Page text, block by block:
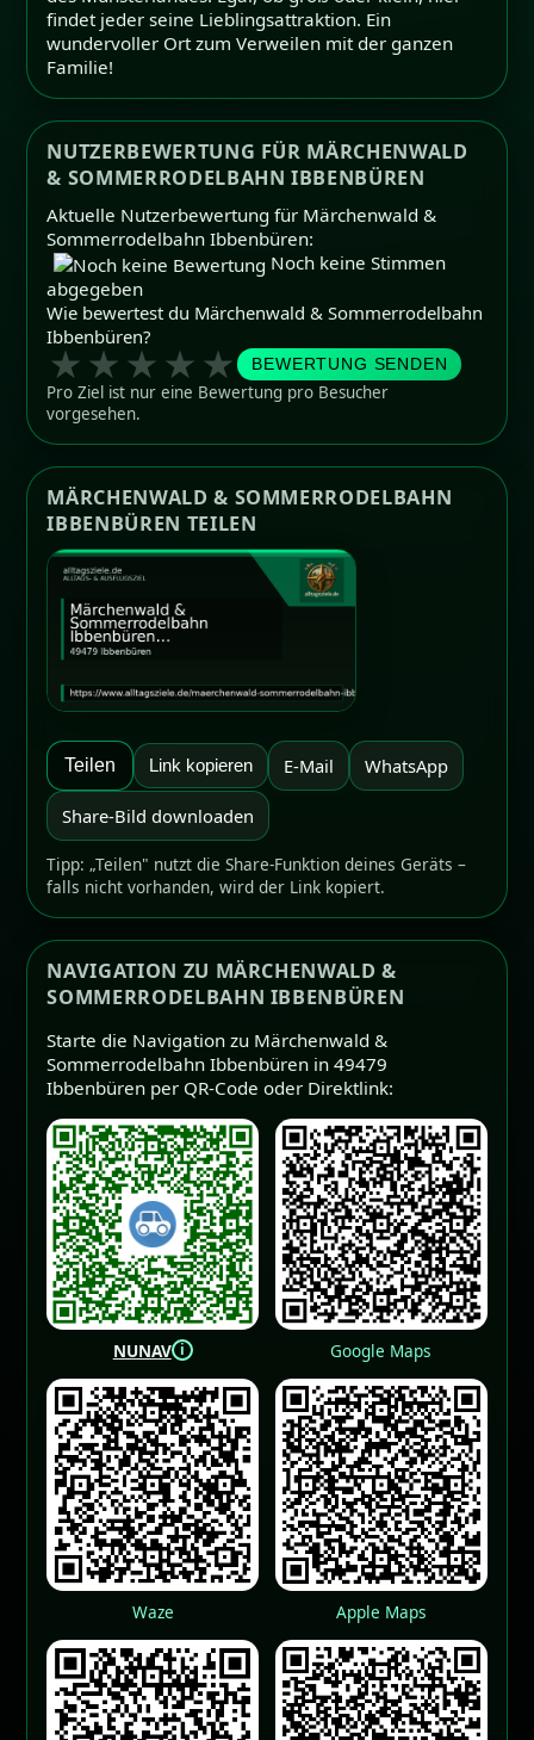
findet jeder seine Lieblingsattraktion. Ein
wundervoller Ort zum Verweilen mit der ganzen
Familie!
NUTZERBEWERTUNG FÜR MÄRCHENWALD
& SOMMERRODELBAHN IBBENBÜREN
Aktuelle Nutzerbewertung für Märchenwald &
Sommerrodelbahn Ibbenbüren:
Noch keine Stimmen
abgegeben
Wie bewertest du Märchenwald & Sommerrodelbahn
Ibbenbüren?
★
★
★
★
★ BEWERTUNG SENDEN
Pro Ziel ist nur eine Bewertung pro Besucher
vorgesehen.
MÄRCHENWALD & SOMMERRODELBAHN
IBBENBÜREN TEILEN
Teilen Link kopieren E-Mail WhatsApp
Share-Bild downloaden
Tipp: „Teilen" nutzt die Share-Funktion deines Geräts –
falls nicht vorhanden, wird der Link kopiert.
NAVIGATION ZU MÄRCHENWALD &
SOMMERRODELBAHN IBBENBÜREN
Starte die Navigation zu Märchenwald &
Sommerrodelbahn Ibbenbüren in 49479
Ibbenbüren per QR-Code oder Direktlink:
NUNAV i Google Maps
Waze Apple Maps